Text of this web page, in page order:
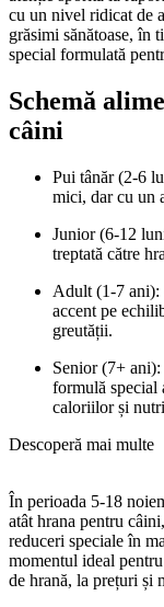
cu un nivel ridicat de
grăsimi sănătoase, în
special formulată
Schemă
câini
Pui tânăr (2-6
mici, dar cu un
Junior (6-12
treptată către
Adult (1-7 ani):
accent pe
greutății.
Senior (7+
formulă special
caloriilor și
Descoperă mai multe
În perioada 5-18
atât hrana pentru
reduceri speciale în
momentul ideal
de hrană, la prețuri și